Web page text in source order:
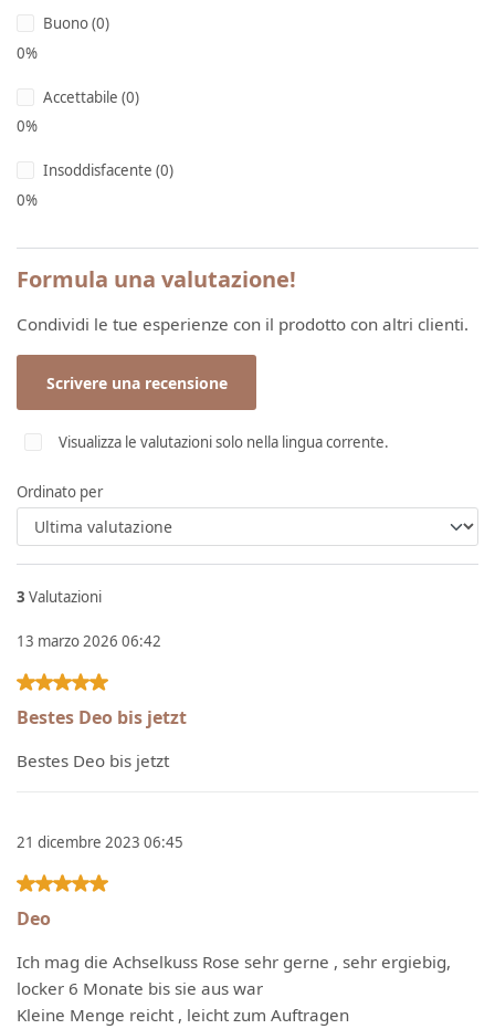
Buono (0)
0%
Accettabile (0)
0%
Insoddisfacente (0)
0%
Formula una valutazione!
Condividi le tue esperienze con il prodotto con altri clienti.
Scrivere una recensione
Visualizza le valutazioni solo nella lingua corrente.
Ordinato per
3 Valutazioni
13 marzo 2026 06:42
Recensione con valutazione di 5 su 5 stelle
Bestes Deo bis jetzt
Bestes Deo bis jetzt
21 dicembre 2023 06:45
Recensione con valutazione di 5 su 5 stelle
Deo
Ich mag die Achselkuss Rose sehr gerne , sehr ergiebig,
locker 6 Monate bis sie aus war
Kleine Menge reicht , leicht zum Auftragen